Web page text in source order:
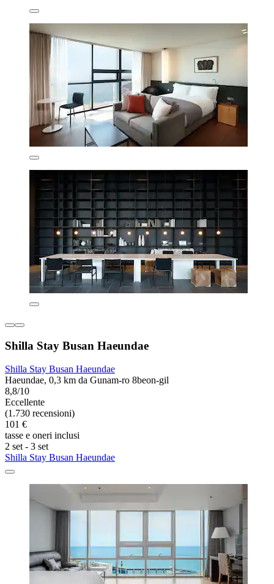
Shilla Stay Busan Haeundae
Shilla Stay Busan Haeundae
Haeundae, 0,3 km da Gunam-ro 8beon-gil
8,8/10
Eccellente
(1.730 recensioni)
101 €
tasse e oneri inclusi
2 set - 3 set
Shilla Stay Busan Haeundae